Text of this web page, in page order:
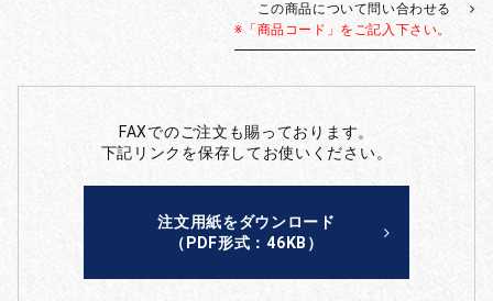
この商品について問い合わせる
※「商品コード」をご記入下さい。
FAXでのご注文も賜っております。
下記リンクを保存してお使いください。
注文用紙をダウンロード
（PDF形式：46KB）